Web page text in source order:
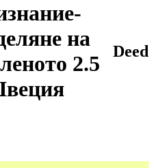
на
2.5
Deed